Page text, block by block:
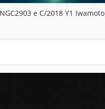
e C/2018 Y1 Iwamoto